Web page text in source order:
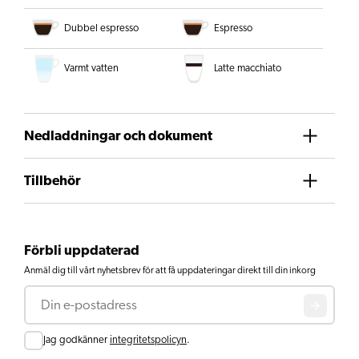
Dubbel espresso Espresso
Varmt vatten Latte macchiato
Nedladdningar och dokument
Tillbehör
Förbli uppdaterad
Anmäl dig till vårt nyhetsbrev för att få uppdateringar direkt till din inkorg
E-post
Consent
Jag godkänner integritetspolicyn.